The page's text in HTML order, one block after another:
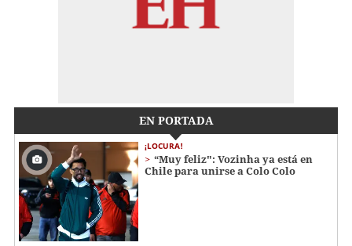
EN PORTADA
¡LOCURA!
“Muy feliz": Vozinha ya está en
Chile para unirse a Colo Colo